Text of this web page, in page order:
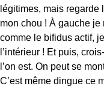
légitimes, mais regarde
mon chou ! À gauche je
comme le bifidus actif,
l’intérieur ! Et puis,
l’on est. On peut se
C’est même dingue ce